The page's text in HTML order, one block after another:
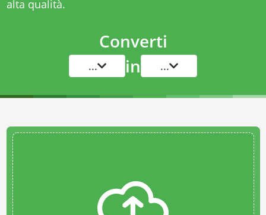
alta qualità.
Converti
... in ...